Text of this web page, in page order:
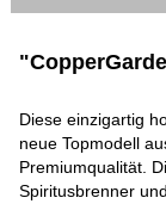
Diese einzigartig
neue Topmodell
Premiumqualität.
Spiritusbrenner